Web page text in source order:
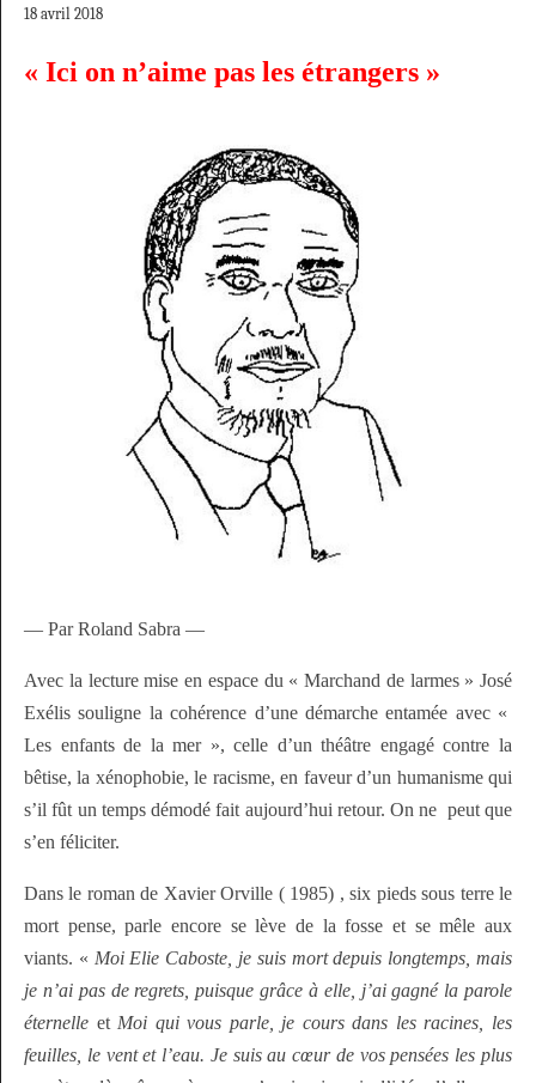
18 avril 2018
« Ici on n’aime pas les étrangers »
— Par Roland Sabra —
Avec la lecture mise en espace du « Marchand de larmes » José
Exélis souligne la cohérence d’une démarche entamée avec «
Les enfants de la mer », celle d’un théâtre engagé contre la
bêtise, la xénophobie, le racisme, en faveur d’un humanisme qui
s’il fût un temps démodé fait aujourd’hui retour. On ne peut que
s’en féliciter.
Dans le roman de Xavier Orville ( 1985) , six pieds sous terre le
mort pense, parle encore se lève de la fosse et se mêle aux
viants. « Moi Elie Caboste, je suis mort depuis longtemps, mais
je n’ai pas de regrets, puisque grâce à elle, j’ai gagné la parole
éternelle et Moi qui vous parle, je cours dans les racines, les
feuilles, le vent et l’eau. Je suis au cœur de vos pensées les plus